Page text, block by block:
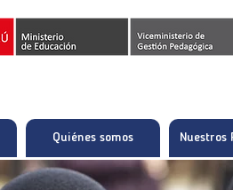
Quiénes somos Nuestros